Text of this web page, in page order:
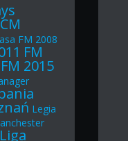
CM
FM 2008
FM
FM 2015
Legia